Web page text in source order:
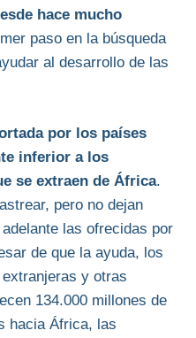
hace mucho
paso en la búsqueda
al desarrollo de las
por los países
inferior a los
se extraen de África.
pero no dejan
las ofrecidas por
de que la ayuda, los
y otras
134.000 millones de
hacia África, las